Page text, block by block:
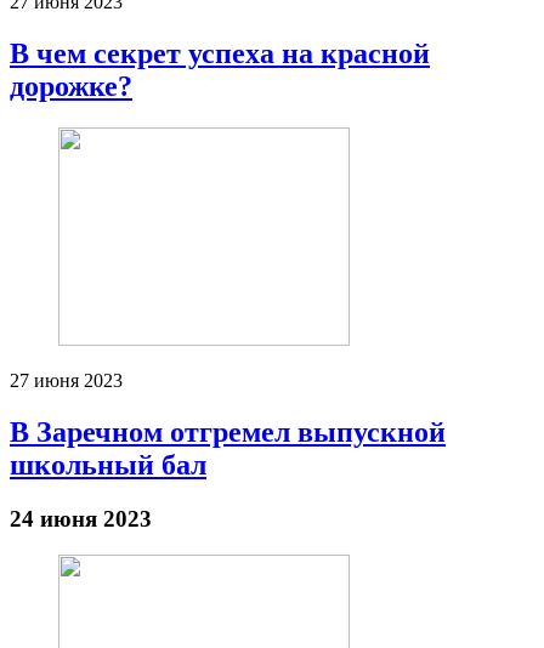
В чем секрет успеха на красной
дорожке?
27 июня 2023
В Заречном отгремел выпускной
школьный бал
24 июня 2023